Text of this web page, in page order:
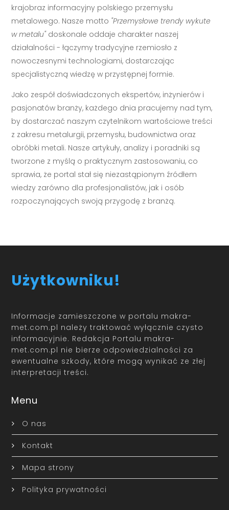
krajobraz informacyjny polskiego przemysłu
metalowego. Nasze motto "Przemysłowe trendy wykute
w metalu"doskonale oddaje charakter naszej
działalności - łączymy tradycyjne rzemiosło z
nowoczesnymi technologiami, dostarczając
specjalistyczną wiedzę w przystępnej formie.
Jako zespół doświadczonych ekspertów, inżynierów i
pasjonatów branży, każdego dnia pracujemy nad tym,
by dostarczać naszym czytelnikom wartościowe treści
z zakresu metalurgii, przemysłu, budownictwa oraz
obróbki metali. Nasze artykuły, analizy i poradniki są
tworzone z myślą o praktycznym zastosowaniu, co
sprawia, że portal stał się niezastąpionym źródłem
wiedzy zarówno dla profesjonalistów, jak i osób
rozpoczynających swoją przygodę z branżą.
Użytkowniku!
Informacje zamieszczone w portalu makra-
met.com.pl należy traktować wyłącznie czysto
informacyjnie. Redakcja Portalu makra-
met.com.pl nie bierze odpowiedzialności za
ewentualne szkody, które mogą wynikać ze złej
interpretacji treści.
Menu
O nas
Kontakt
Mapa strony
Polityka prywatności